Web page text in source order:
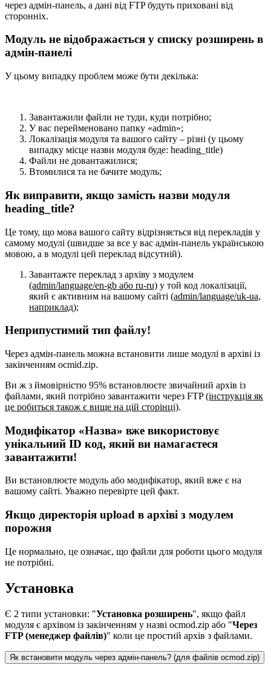
через адмін-панель, а дані від FTP будуть приховані від
сторонніх.
Модуль не відображається у списку розширень в
адмін-панелі
У цьому випадку проблем може бути декілька:
Завантажили файли не туди, куди потрібно;
У вас перейменовано папку «admin»;
Локалізація модуля та вашого сайту – різні (у цьому
випадку місце назви модуля буде: heading_title)
Файли не довантажилися;
Втомилися та не бачите модуль;
Як виправити, якщо замість назви модуля
heading_title?
Це тому, що мова вашого сайту відрізняється від перекладів у
самому модулі (швидше за все у вас адмін-панель українською
мовою, а в модулі цей переклад відсутній).
Завантажте переклад з архіву з модулем
(admin/language/en-gb або ru-ru) у той код локалізації,
який є активним на вашому сайті (admin/language/uk-ua,
наприклад);
Неприпустимий тип файлу!
Через адмін-панель можна встановити лише модулі в архіві із
закінченням ocmid.zip.
Ви ж з ймовірністю 95% встановлюєте звичайний архів із
файлами, який потрібно завантажити через FTP(інструкція як
це робиться також є вище на цій сторінці).
Модифікатор «Назва» вже використовує
унікальний ID код, який ви намагаєтеся
завантажити!
Ви встановлюєте модуль або модифікатор, який вже є на
вашому сайті. Уважно перевірте цей факт.
Якщо директорія upload в архіві з модулем
порожня
Це нормально, це означає, що файли для роботи цього модуля
не потрібні.
Установка
Є 2 типи установки: "Установка розширень", якщо файл
модуля є архівом із закінченням у назві ocmod.zip або "Через
FTP (менеджер файлів)" коли це простий архів з файлами.
Як встановити модуль через адмін-панель? (для файлів ocmod.zip)